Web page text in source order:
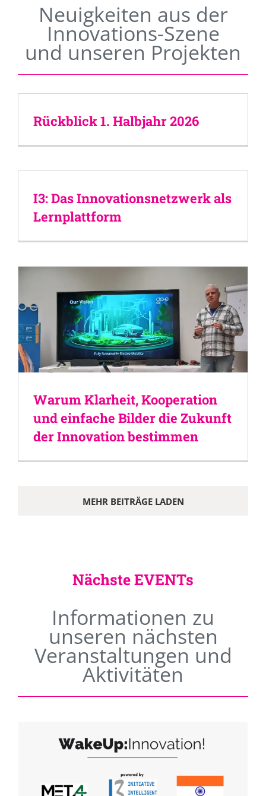
Neuigkeiten aus der
Innovations-Szene
und unseren Projekten
Rückblick 1. Halbjahr 2026
I3: Das Innovationsnetzwerk als
Lernplattform
Warum Klarheit, Kooperation
und einfache Bilder die Zukunft
der Innovation bestimmen
MEHR BEITRÄGE LADEN
Nächste EVENTs
Informationen zu
unseren nächsten
Veranstaltungen und
Aktivitäten